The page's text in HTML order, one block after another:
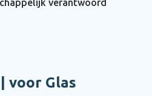
verantwoord
voor Glas